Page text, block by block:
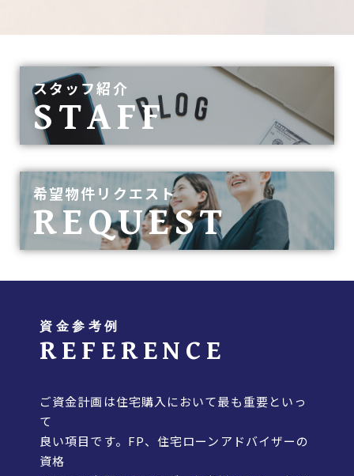
スタッフ紹介
STAFF
希望物件リクエスト
REQUEST
資金参考例
REFERENCE
ご資金計画は住宅購入において最も重要といっ
て
良い項目です。FP、住宅ローンアドバイザーの
資格